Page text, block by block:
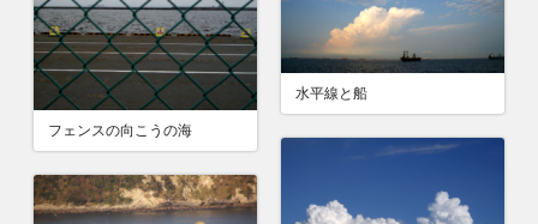
水平線と船
フェンスの向こうの海